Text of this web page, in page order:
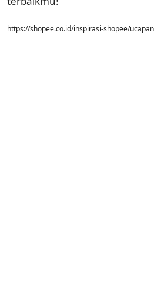
https://shopee.co.id/inspirasi-shopee/